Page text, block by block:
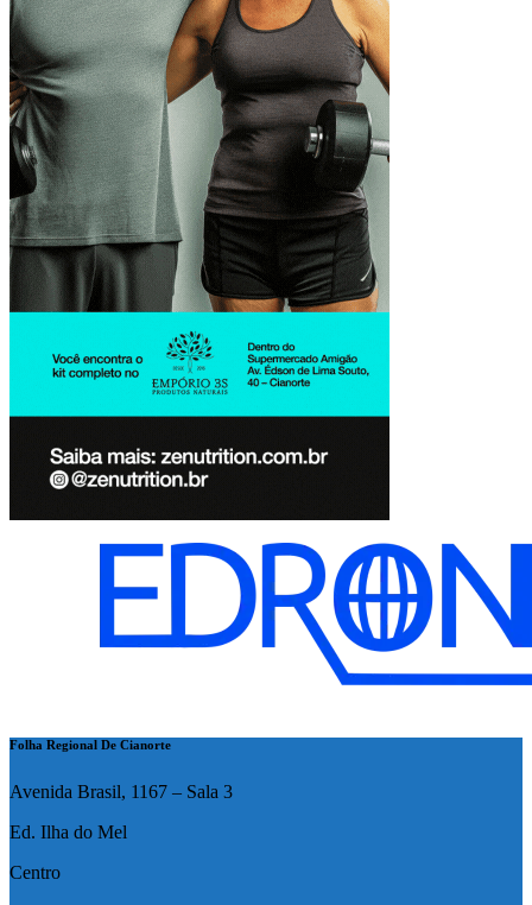
Folha Regional De Cianorte
Avenida Brasil, 1167 – Sala 3
Ed. Ilha do Mel
Centro